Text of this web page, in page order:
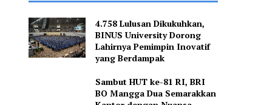
4.758 Lulusan Dikukuhkan,
BINUS University Dorong
Lahirnya Pemimpin Inovatif
yang Berdampak
Sambut HUT ke-81 RI, BRI
BO Mangga Dua Semarakkan